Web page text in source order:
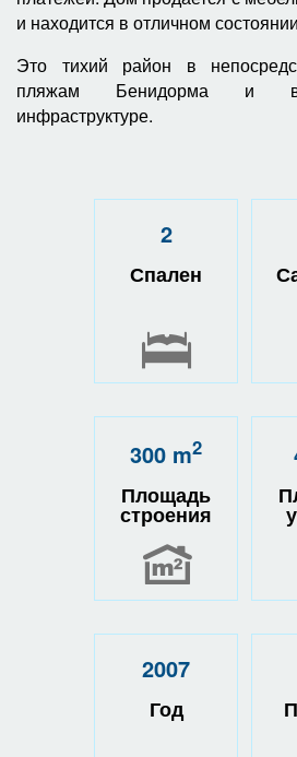
и находится в отличном
Это тихий район в
пляжам Бенидорма и
инфраструктуре.
2
Спален
300 m2
Площадь
строения
2007
Год